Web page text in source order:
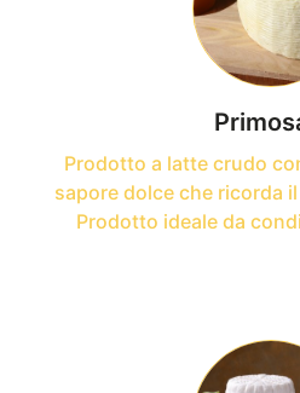
Prodotto a latte crudo
sapore dolce che ricorda
Prodotto ideale da